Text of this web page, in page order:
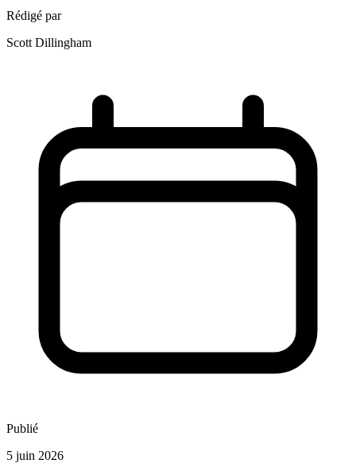
Rédigé par
Scott Dillingham
Publié
5 juin 2026